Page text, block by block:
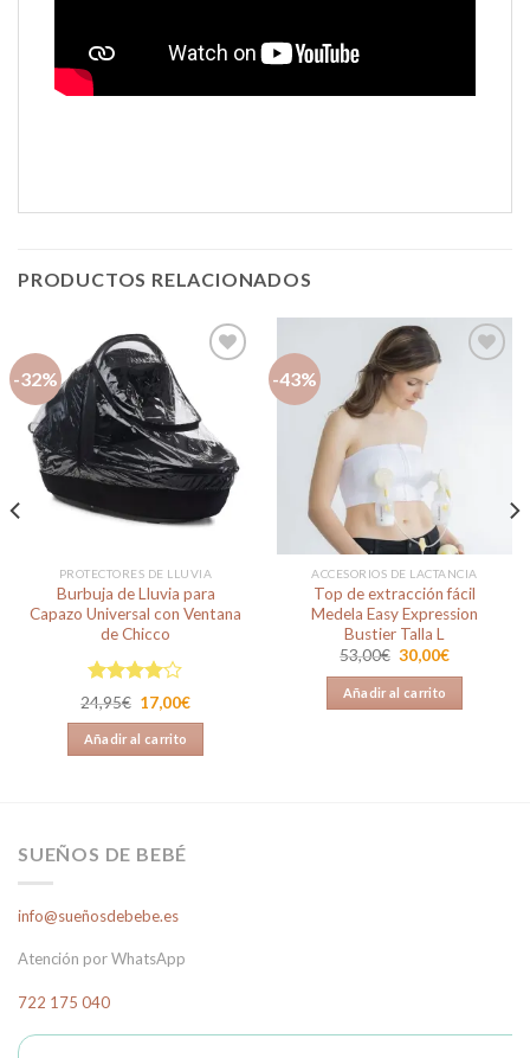
PRODUCTOS RELACIONADOS
-32%
Añadir
a la
lista de
deseos
PROTECTORES DE LLUVIA
Burbuja de Lluvia para
Capazo Universal con Ventana
de Chicco
Valorado
en
de 5
24,95€ El
precio
original
era:
24,95€.
17,00€El
17,00€.
Añadir al carrito
-43%
ACCESORIOS DE LACTANCIA
Top de extracción fácil
Medela Easy Expression
Bustier Talla L
53,00€ El
precio
original
era:
53,00€.
30,00€El
30,00€.
Añadir al carrito
SUEÑOS DE BEBÉ
info@sueñosdebebe.es
Atención por WhatsApp
722 175 040